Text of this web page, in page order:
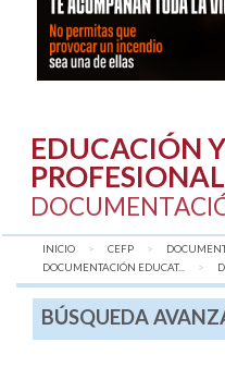
EDUCACIÓN
PROFESIONAL
INICIO CEFP
DOCUMENTACIÓN EDUCAT...
BÚSQUEDA